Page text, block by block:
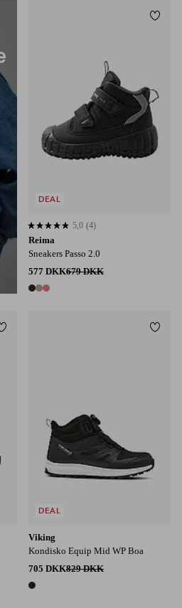
Reima
Sneakers Passo 2.0
577 DKK679 DKK
3 farver
5,0 baseret på 4 bedømmelser
5,0 (4)
DEAL
Tilføj til favoritter
Viking
Kondisko Equip Mid WP Boa
705 DKK829 DKK
1 farve
DEAL